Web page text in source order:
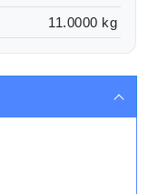
11.0000 kg